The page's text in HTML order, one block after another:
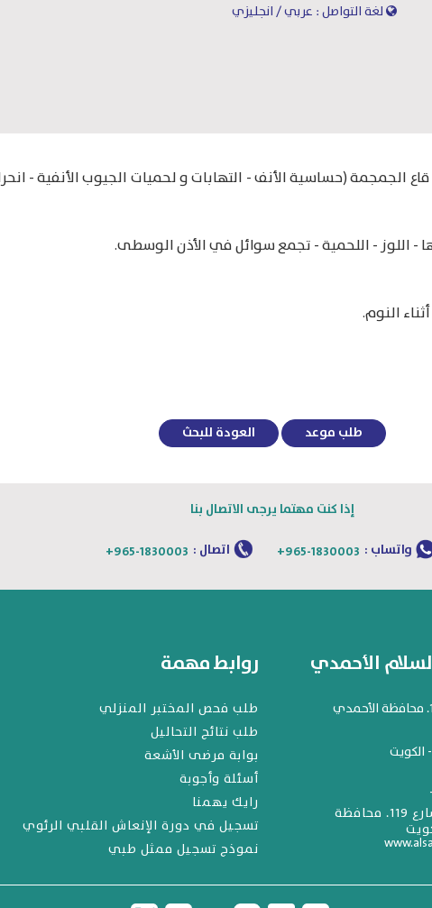
لغة التواصل : عربي / انجليزي
الجمجمة (حساسية الأنف - التهابات و لحميات الجيوب الأنفية -
- اللوز - اللحمية - تجمع سوائل في الأذن الوسطى.
النوم.
طلب موعد العودة للبحث
إذا كنت مهتما يرجى الاتصال بنا
واتساب : +965-1830003 اتصال : +965-1830003
الأحمدي
المهبولة, شارع 119. محافظة
روابط مهمة
طلب فحص المختبر المنزلي
طلب نتائج التحاليل
بوابة مرضى الأشعة
أسئلة وأجوبة
رايك يهمنا
تسجيل في دورة الإنعاش القلبي الرئوي
نموذج تسجيل ممثل طبي